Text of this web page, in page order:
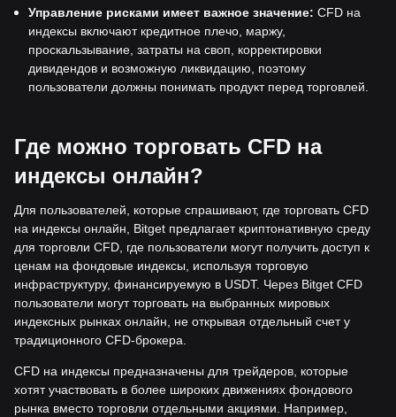
Управление рисками имеет важное значение: CFD на
индексы включают кредитное плечо, маржу,
проскальзывание, затраты на своп, корректировки
дивидендов и возможную ликвидацию, поэтому
пользователи должны понимать продукт перед торговлей.
Где можно торговать CFD на
индексы онлайн?
Для пользователей, которые спрашивают, где торговать CFD
на индексы онлайн, Bitget предлагает криптонативную среду
для торговли CFD, где пользователи могут получить доступ к
ценам на фондовые индексы, используя торговую
инфраструктуру, финансируемую в USDT. Через Bitget CFD
пользователи могут торговать на выбранных мировых
индексных рынках онлайн, не открывая отдельный счет у
традиционного CFD-брокера.
CFD на индексы предназначены для трейдеров, которые
хотят участвовать в более широких движениях фондового
рынка вместо торговли отдельными акциями. Например,